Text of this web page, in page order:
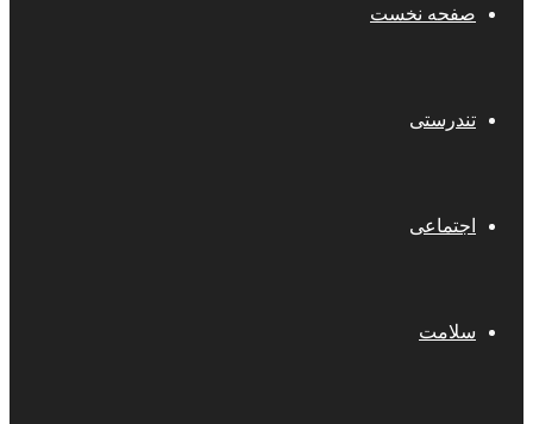
صفحه نخست
تندرستی
اجتماعی
سلامت